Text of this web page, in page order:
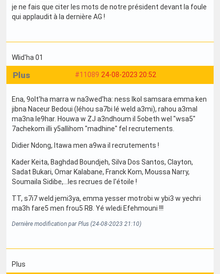
je ne fais que citer les mots de notre président devant la foule
qui applaudit à la dernière AG !
Wlid'ha 01
#11089 24-08-2023 20:52
Plus
Ena, 9olt'ha marra w na3wed'ha: ness lkol samsara emma ken
jibna Naceur Bedoui (léhou sa7bi lé weld a3mi), rahou a3mal
ma3na le9har. Houwa w ZJ a3ndhoum il 5obeth wel "wsa5"
7achekom illi y5allihom "madhine" fel recrutements.
Didier Ndong, ltawa men a9wa il recrutements !
Kader Keita, Baghdad Boundjeh, Silva Dos Santos, Clayton,
Sadat Bukari, Omar Kalabane, Franck Kom, Moussa Narry,
Soumaila Sidibe,...les recrues de l'étoile !
TT, s7i7 weld jemi3ya, emma yesser motrobi w ybi3 w yechri
ma3h fare5 men frou5 RB. Yé wledi Efehmouni !!!
Dernière modification par Plus (24-08-2023 21:10)
Plus